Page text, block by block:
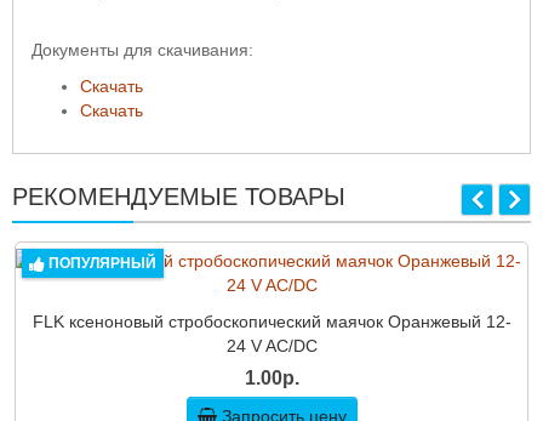
Документы для скачивания:
Скачать
Скачать
РЕКОМЕНДУЕМЫЕ ТОВАРЫ
ПОПУЛЯРНЫЙ
FLK ксеноновый стробоскопический маячок Оранжевый 12-
24 V AC/DC
1.00р.
Запросить цену